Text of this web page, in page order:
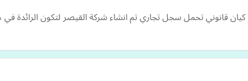
قانوني تحمل سجل تجاري تم انشاء شركة القيصر لتكون الرائدة في